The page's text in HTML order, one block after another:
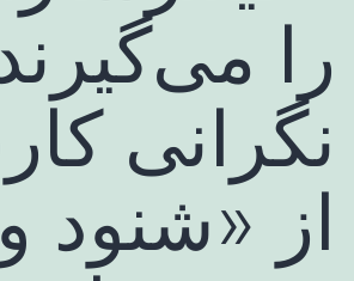
را
نگرانی
از «شنود و